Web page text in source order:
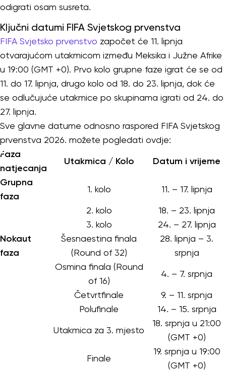
odigrati osam susreta.
Ključni datumi FIFA Svjetskog prvenstva
FIFA Svjetsko prvenstvo započet će 11. lipnja
otvarajućom utakmicom između Meksika i Južne Afrike
u 19:00 (GMT +0). Prvo kolo grupne faze igrat će se od
11. do 17. lipnja, drugo kolo od 18. do 23. lipnja, dok će
se odlučujuće utakmice po skupinama igrati od 24. do
27. lipnja.
Sve glavne datume odnosno raspored FIFA Svjetskog
prvenstva 2026. možete pogledati ovdje:
Faza
natjecanja
Utakmica / Kolo
Datum i vrijeme
Grupna
faza
1. kolo
11. – 17. lipnja
2. kolo
18. – 23. lipnja
3. kolo
24. – 27. lipnja
Nokaut
faza
Šesnaestina finala
(Round of 32)
28. lipnja – 3.
srpnja
Osmina finala (Round
of 16)
4. – 7. srpnja
Četvrtfinale
9. – 11. srpnja
Polufinale
14. – 15. srpnja
Utakmica za 3. mjesto
18. srpnja u 21:00
(GMT +0)
Finale
19. srpnja u 19:00
(GMT +0)